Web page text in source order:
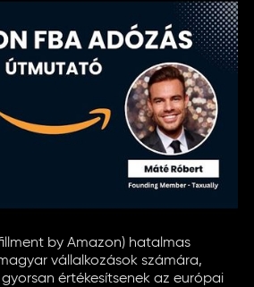
by Amazon) hatalmas
vállalkozások számára,
értékesítsenek az európai